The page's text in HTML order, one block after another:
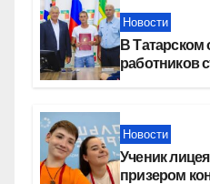
Новости
В Татарском
работников
Новости
Ученик
призером